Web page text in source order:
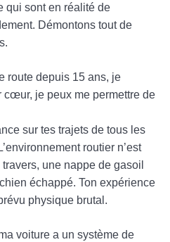
qui sont en réalité de
Démontons tout de
route depuis 15 ans, je
je peux me permettre de
sur tes trajets de tous les
routier n’est
une nappe de gasoil
échappé. Ton expérience
physique brutal.
voiture a un système de